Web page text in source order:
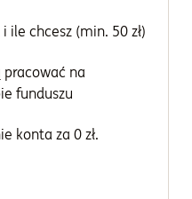
ile chcesz (min. 50 zł)
pracować na
funduszu
konta za 0 zł.